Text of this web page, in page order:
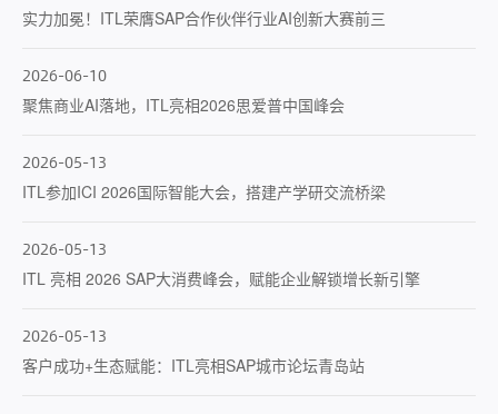
实力加冕！ITL荣膺SAP合作伙伴行业AI创新大赛前三
2026-06-10
聚焦商业AI落地，ITL亮相2026思爱普中国峰会
2026-05-13
ITL参加ICI 2026国际智能大会，搭建产学研交流桥梁
2026-05-13
ITL 亮相 2026 SAP大消费峰会，赋能企业解锁增长新引擎
2026-05-13
客户成功+生态赋能：ITL亮相SAP城市论坛青岛站